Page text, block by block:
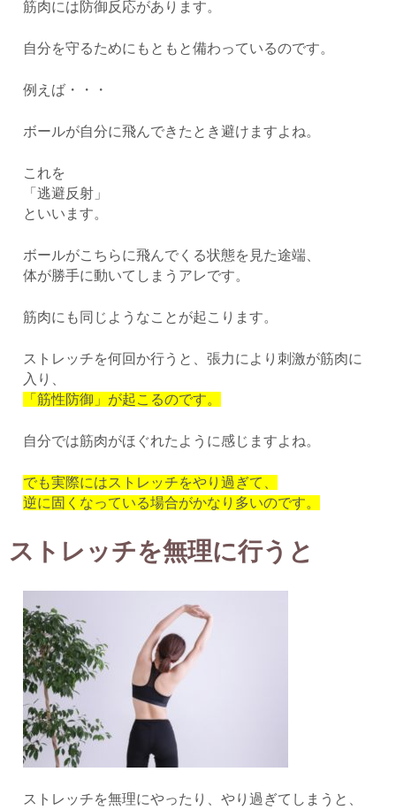
筋肉には防御反応があります。
自分を守るためにもともと備わっているのです。
例えば・・・
ボールが自分に飛んできたとき避けますよね。
これを
「逃避反射」
といいます。
ボールがこちらに飛んでくる状態を見た途端、
体が勝手に動いてしまうアレです。
筋肉にも同じようなことが起こります。
ストレッチを何回か行うと、張力により刺激が筋肉に
入り、
「筋性防御」が起こるのです。
自分では筋肉がほぐれたように感じますよね。
でも実際にはストレッチをやり過ぎて、
逆に固くなっている場合がかなり多いのです。
ストレッチを無理に行うと
ストレッチを無理にやったり、やり過ぎてしまうと、